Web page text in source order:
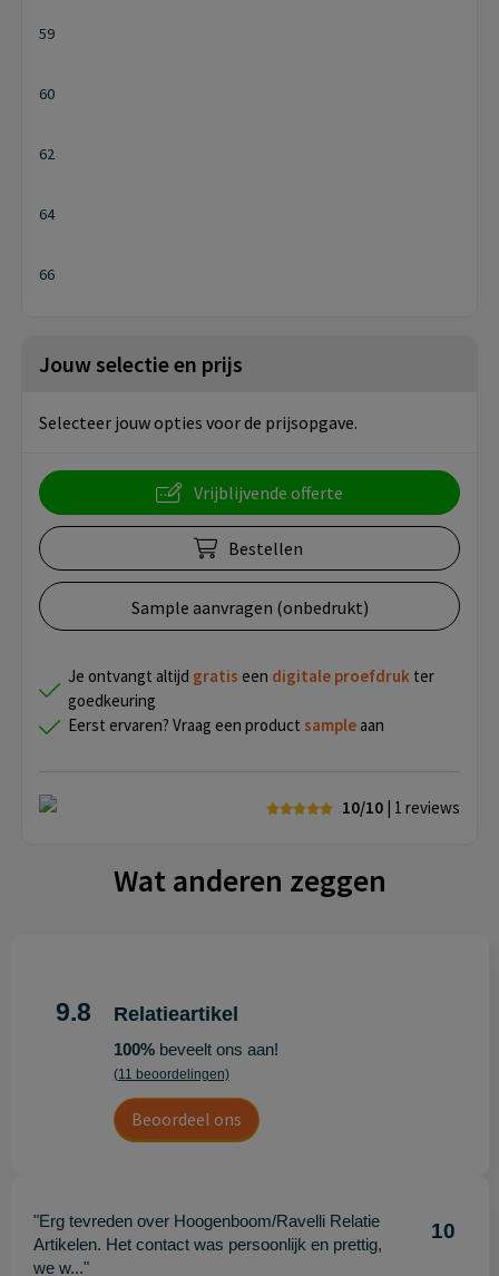
59
60
62
64
66
Jouw selectie en prijs
Selecteer jouw opties voor de prijsopgave.
Vrijblijvende offerte
Bestellen
Sample aanvragen (onbedrukt)
Je ontvangt altijd gratis een digitale proefdruk ter
goedkeuring
Eerst ervaren? Vraag een product sample aan
10/10 | 1 reviews
Wat anderen zeggen
9.8 Relatieartikel
100%beveelt ons aan!
(11 beoordelingen)
Beoordeel ons
"Erg tevreden over Hoogenboom/Ravelli Relatie
Artikelen. Het contact was persoonlijk en prettig,
we w..."
10